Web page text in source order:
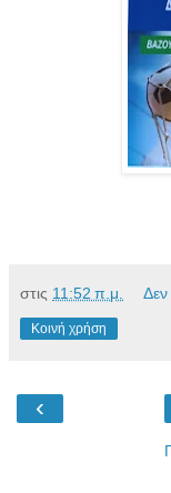
στις 11:52 π.μ.
Κοινή χρήση
‹